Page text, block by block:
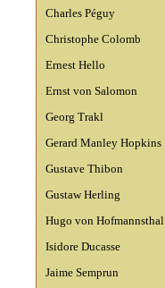
Charles Péguy
Christophe Colomb
Ernest Hello
Ernst von Salomon
Georg Trakl
Gerard Manley Hopkins
Gustave Thibon
Gustaw Herling
Hugo von Hofmannsthal
Isidore Ducasse
Jaime Semprun